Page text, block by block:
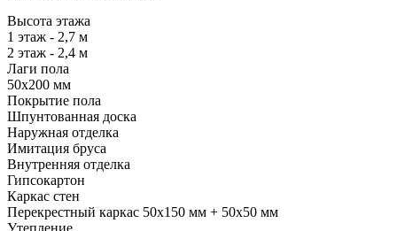
Высота этажа
1 этаж - 2,7 м
2 этаж - 2,4 м
Лаги пола
50х200 мм
Покрытие пола
Шпунтованная доска
Наружная отделка
Имитация бруса
Внутренняя отделка
Гипсокартон
Каркас стен
Перекрестный каркас 50х150 мм + 50х50 мм
Утепление